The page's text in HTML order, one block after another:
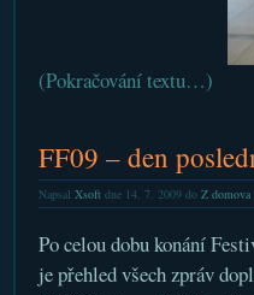
(Pokračování textu…)
FF09 – den
Napsal Xsoftdne 14. 7. 2009 do Z domova|
Po celou dobu konání
je přehled všech zpráv